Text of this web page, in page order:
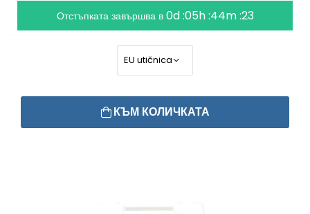
Отстъпката завършва в0d :05h :44m :21
КЪМ КОЛИЧКАТА